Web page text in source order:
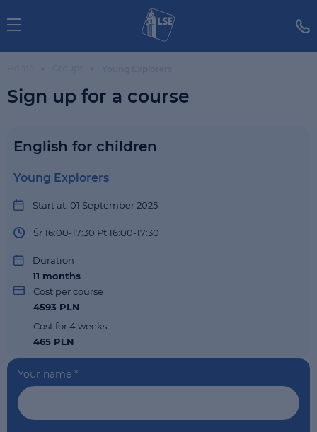
Sign up for a course
Your name *
English for children
Young Explorers
Start at: 01 September 2025
Śr 16:00-17:30 Pt 16:00-17:30
Duration
11 months
Cost per course
4593 PLN
Cost for 4 weeks
465 PLN